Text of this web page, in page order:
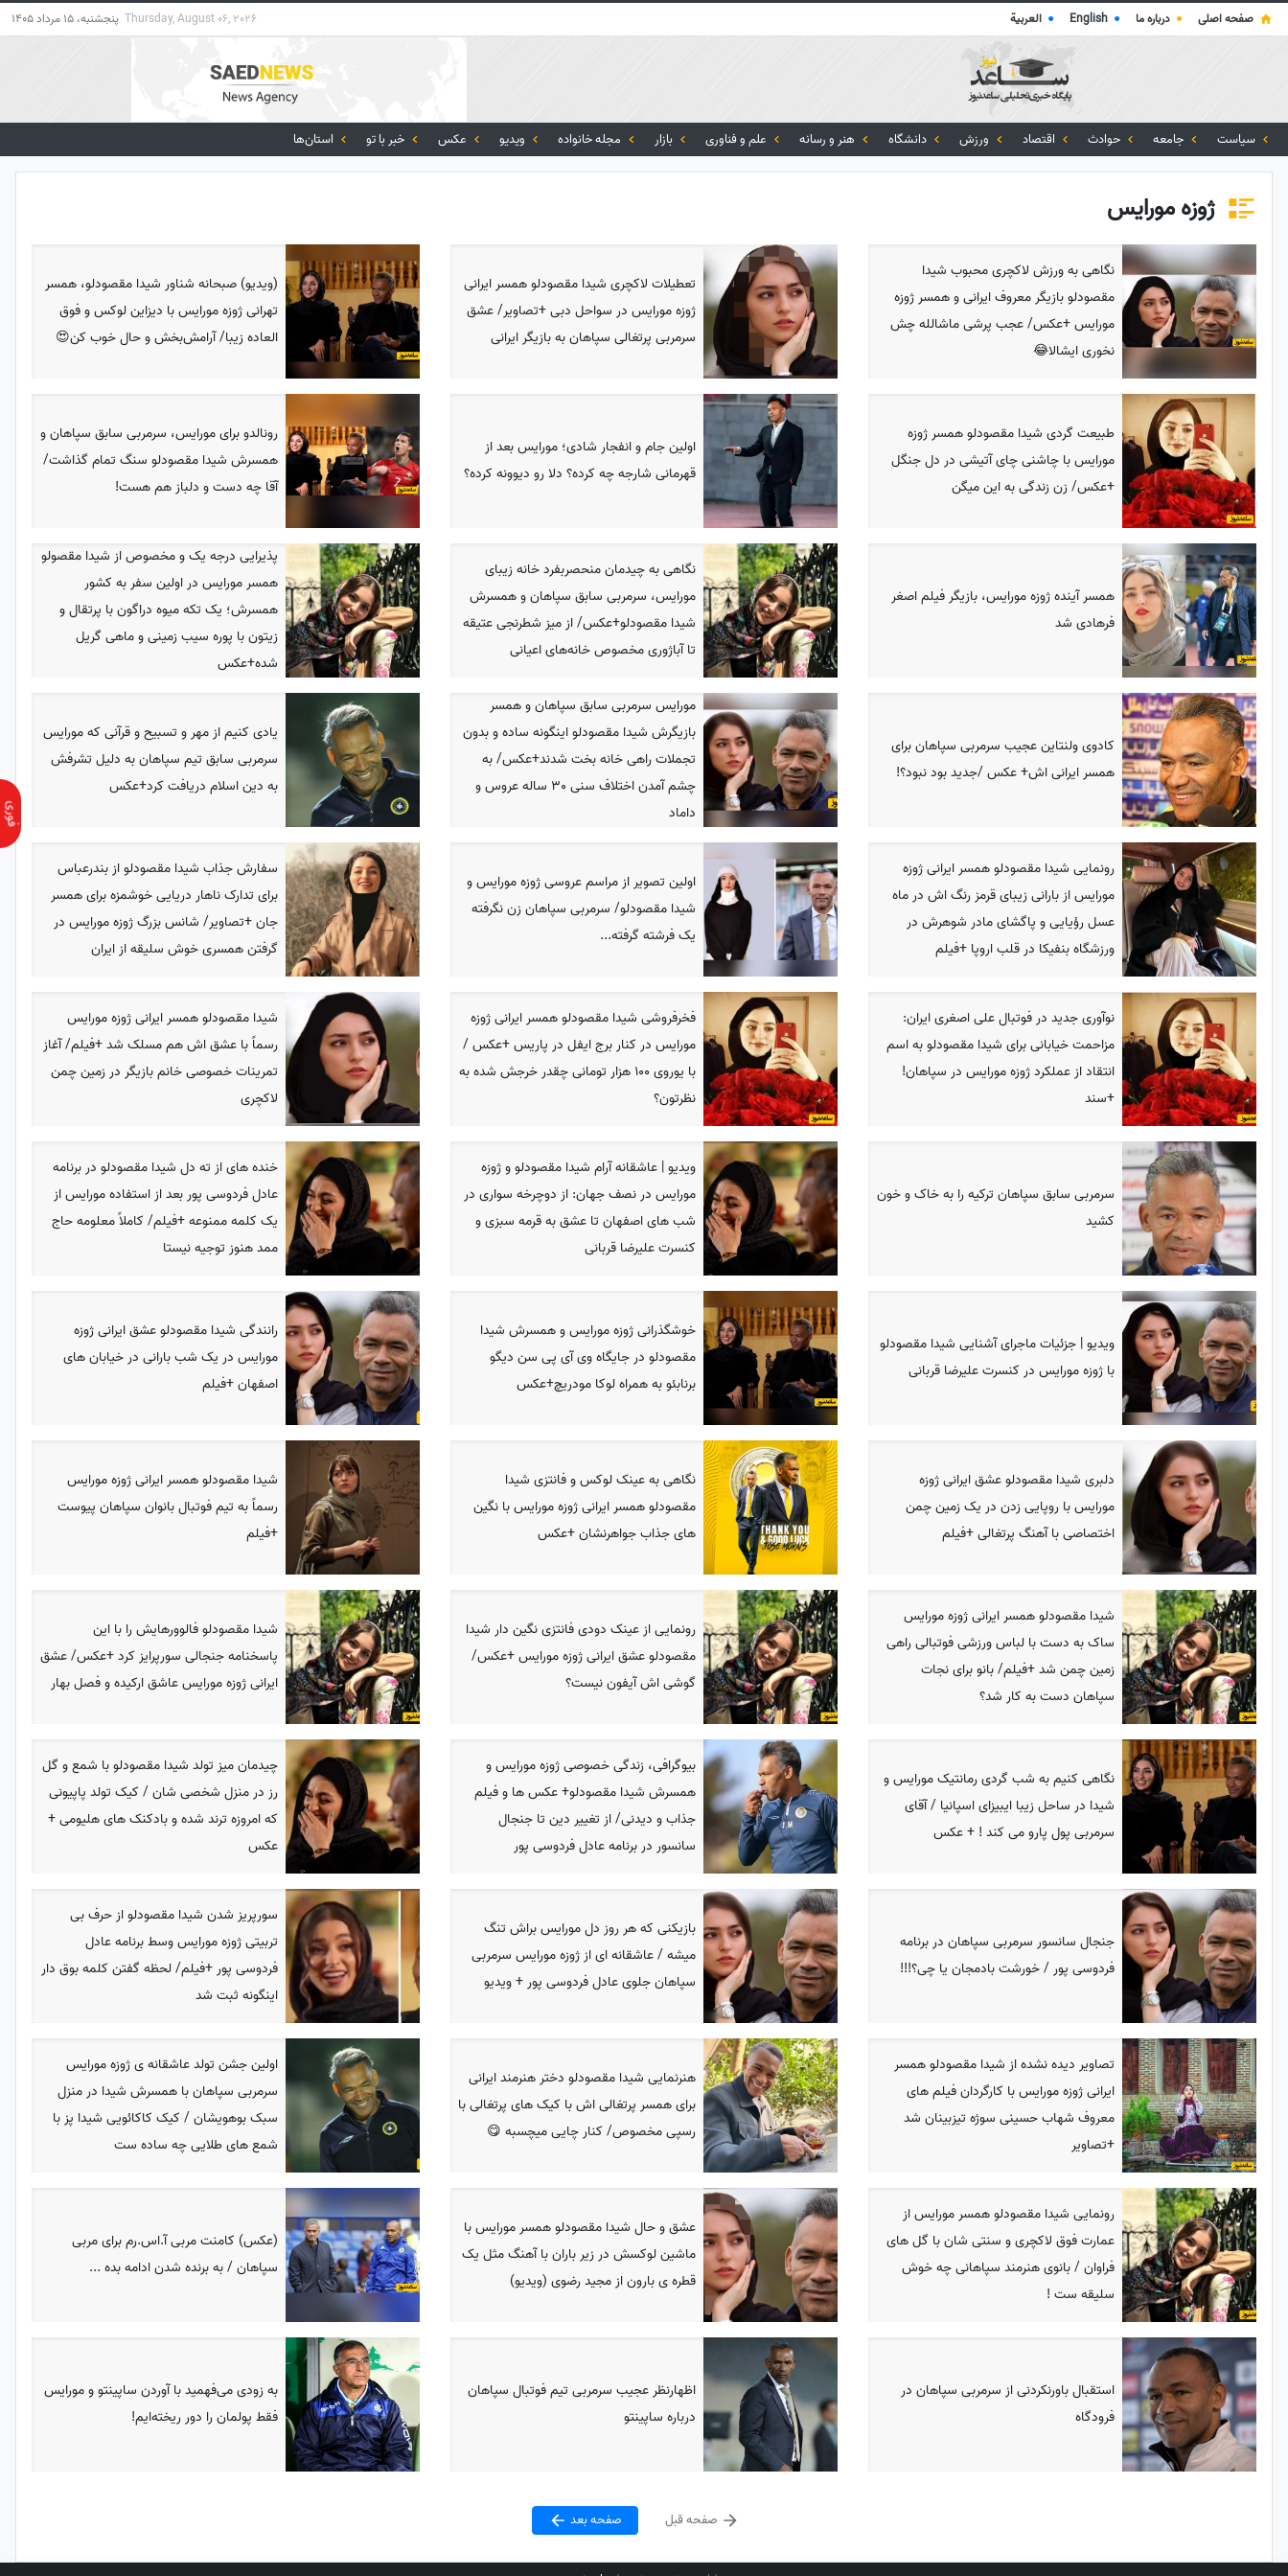
صفحه اصلی ● درباره ما ●
English
● العربية Thursday, August 06, 2026 پنجشنبه، 15 مرداد 1405
سیاست جامعه حوادث اقتصاد ورزش دانشگاه هنر و رسانه علم و فناوری بازار مجله خانواده ویدیو عکس خبر با تو استان‌ها
ژوزه مورایس
نگاهی به ورزش لاکچری محبوب شیدا
مقصودلو بازیگر معروف ایرانی و همسر ژوزه
مورایس +عکس/ عجب پرشی ماشالله چش
نخوری ایشالا😂
تعطیلات لاکچری شیدا مقصودلو همسر ایرانی
ژوزه مورایس در سواحل دبی +تصاویر/ عشق
سرمربی پرتغالی سپاهان به بازیگر ایرانی
(ویدیو) صبحانه شناور شیدا مقصودلو، همسر
تهرانی ژوزه مورایس با دیزاین لوکس و فوق
العاده زیبا/ آرامش‌بخش و حال خوب کن😍
طبیعت گردی شیدا مقصودلو همسر ژوزه
مورایس با چاشنی چای آتیشی در دل جنگل
+عکس/ زن زندگی به این میگن
اولین جام و انفجار شادی؛ مورایس بعد از
قهرمانی شارجه چه کرده؟ دلا رو دیوونه کرده؟
رونالدو برای مورایس، سرمربی سابق سپاهان و
همسرش شیدا مقصودلو سنگ تمام گذاشت/
آقا چه دست و دلباز هم هست!
همسر آینده ژوزه مورایس، بازیگر فیلم اصغر
فرهادی شد
نگاهی به چیدمان منحصربفرد خانه زیبای
مورایس، سرمربی سابق سپاهان و همسرش
شیدا مقصودلو+عکس/ از میز شطرنجی عتیقه
تا آباژوری مخصوص خانه‌های اعیانی
پذیرایی درجه یک و مخصوص از شیدا مقصولو
همسر مورایس در اولین سفر به کشور
همسرش؛ یک تکه میوه دراگون با پرتقال و
زیتون با پوره سیب زمینی و ماهی گریل
شده+عکس
کادوی ولنتاین عجیب سرمربی سپاهان برای
همسر ایرانی اش+ عکس /جدید بود نبود؟!
مورایس سرمربی سابق سپاهان و همسر
بازیگرش شیدا مقصودلو اینگونه ساده و بدون
تجملات راهی خانه بخت شدند+عکس/ به
چشم آمدن اختلاف سنی 30 ساله عروس و
داماد
یادی کنیم از مهر و تسبیح و قرآنی که مورایس
سرمربی سابق تیم سپاهان به دلیل تشرفش
به دین اسلام دریافت کرد+عکس
رونمایی شیدا مقصودلو همسر ایرانی ژوزه
مورایس از بارانی زیبای قرمز رنگ اش در ماه
عسل رؤیایی و پاگشای مادر شوهرش در
ورزشگاه بنفیکا در قلب اروپا +فیلم
اولین تصویر از مراسم عروسی ژوزه مورایس و
شیدا مقصودلو/ سرمربی سپاهان زن نگرفته
یک فرشته گرفته...
سفارش جذاب شیدا مقصودلو از بندرعباس
برای تدارک ناهار دریایی خوشمزه برای همسر
جان +تصاویر/ شانس بزرگ ژوزه مورایس در
گرفتن همسری خوش سلیقه از ایران
نوآوری جدید در فوتبال علی اصغری ایران:
مزاحمت خیابانی برای شیدا مقصودلو به اسم
انتقاد از عملکرد ژوزه مورایس در سپاهان!
+سند
فخرفروشی شیدا مقصودلو همسر ایرانی ژوزه
مورایس در کنار برج ایفل در پاریس +عکس /
با یوروی 100 هزار تومانی چقدر خرجش شده به
نظرتون؟
شیدا مقصودلو همسر ایرانی ژوزه مورایس
رسماً با عشق اش هم مسلک شد +فیلم/ آغاز
تمرینات خصوصی خانم بازیگر در زمین چمن
لاکچری
سرمربی سابق سپاهان ترکیه را به خاک و خون
کشید
ویدیو | عاشقانه آرام شیدا مقصودلو و ژوزه
مورایس در نصف جهان: از دوچرخه سواری در
شب های اصفهان تا عشق به قرمه سبزی و
کنسرت علیرضا قربانی
خنده های از ته دل شیدا مقصودلو در برنامه
عادل فردوسی پور بعد از استفاده مورایس از
یک کلمه ممنوعه +فیلم/ کاملاً معلومه حاج
ممد هنوز توجیه نیستا
ویدیو | جزئیات ماجرای آشنایی شیدا مقصودلو
با ژوزه مورایس در کنسرت علیرضا قربانی
خوشگذرانی ژوزه مورایس و همسرش شیدا
مقصودلو در جایگاه وی آی پی سن دیگو
برنابئو به همراه لوکا مودریچ+عکس
رانندگی شیدا مقصودلو عشق ایرانی ژوزه
مورایس در یک شب بارانی در خیابان های
اصفهان +فیلم
دلبری شیدا مقصودلو عشق ایرانی ژوزه
مورایس با روپایی زدن در یک زمین چمن
اختصاصی با آهنگ پرتغالی +فیلم
نگاهی به عینک لوکس و فانتزی شیدا
مقصودلو همسر ایرانی ژوزه مورایس با نگین
های جذاب جواهرنشان +عکس
شیدا مقصودلو همسر ایرانی ژوزه مورایس
رسماً به تیم فوتبال بانوان سپاهان پیوست
+فیلم
شیدا مقصودلو همسر ایرانی ژوزه مورایس
ساک به دست با لباس ورزشی فوتبالی راهی
زمین چمن شد +فیلم/ بانو برای نجات
سپاهان دست به کار شد؟
رونمایی از عینک دودی فانتزی نگین دار شیدا
مقصودلو عشق ایرانی ژوزه مورایس +عکس/
گوشی اش آیفون نیست؟
شیدا مقصودلو فالوورهایش را با این
پاسخنامه جنجالی سورپرایز کرد +عکس/ عشق
ایرانی ژوزه مورایس عاشق ارکیده و فصل بهار
نگاهی کنیم به شب گردی رمانتیک مورایس و
شیدا در ساحل زیبا ایبیزای اسپانیا / آقای
سرمربی پول پارو می کند ! + عکس
بیوگرافی، زندگی خصوصی ژوزه مورایس و
همسرش شیدا مقصودلو+ عکس ها و فیلم
جذاب و دیدنی/ از تغییر دین تا جنجال
سانسور در برنامه عادل فردوسی پور
چیدمان میز تولد شیدا مقصودلو با شمع و گل
رز در منزل شخصی شان / کیک تولد پاپیونی
که امروزه ترند شده و بادکنک های هلیومی +
عکس
جنجال سانسور سرمربی سپاهان در برنامه
فردوسی پور / خورشت بادمجان یا چی؟!!!
بازیکنی که هر روز دل مورایس براش تنگ
میشه / عاشقانه ای از ژوزه مورایس سرمربی
سپاهان جلوی عادل فردوسی پور + ویدیو
سورپریز شدن شیدا مقصودلو از حرف بی
تربیتی ژوزه مورایس وسط برنامه عادل
فردوسی پور +فیلم/ لحظه گفتن کلمه بوق دار
اینگونه ثبت شد
تصاویر دیده نشده از شیدا مقصودلو همسر
ایرانی ژوزه مورایس با کارگردان فیلم های
معروف شهاب حسینی سوژه تیزبینان شد
+تصاویر
هنرنمایی شیدا مقصودلو دختر هنرمند ایرانی
برای همسر پرتغالی اش با کیک های پرتغالی با
رسپی مخصوص/ کنار چایی میچسبه 😋
اولین جشن تولد عاشقانه ی ژوزه مورایس
سرمربی سپاهان با همسرش شیدا در منزل
سبک بوهویشان / کیک کاکائویی شیدا پز با
شمع های طلایی چه ساده ست
رونمایی شیدا مقصودلو همسر مورایس از
عمارت فوق لاکچری و سنتی شان با گل های
فراوان / بانوی هنرمند سپاهانی چه خوش
سلیقه ست !
عشق و حال شیدا مقصودلو همسر مورایس با
ماشین لوکسش در زیر باران با آهنگ مثل یک
قطره ی بارون از مجید رضوی (ویدیو)
(عکس) کامنت مربی آ.اس.رم برای مربی
سپاهان / به برنده شدن ادامه بده ...
استقبال باورنکردنی از سرمربی سپاهان در
فرودگاه
اظهارنظر عجیب سرمربی تیم فوتبال سپاهان
درباره ساپینتو
به زودی می‌فهمید با آوردن ساپینتو و مورایس
فقط پولمان را دور ریخته‌ایم!
صفحه قبل صفحه بعد